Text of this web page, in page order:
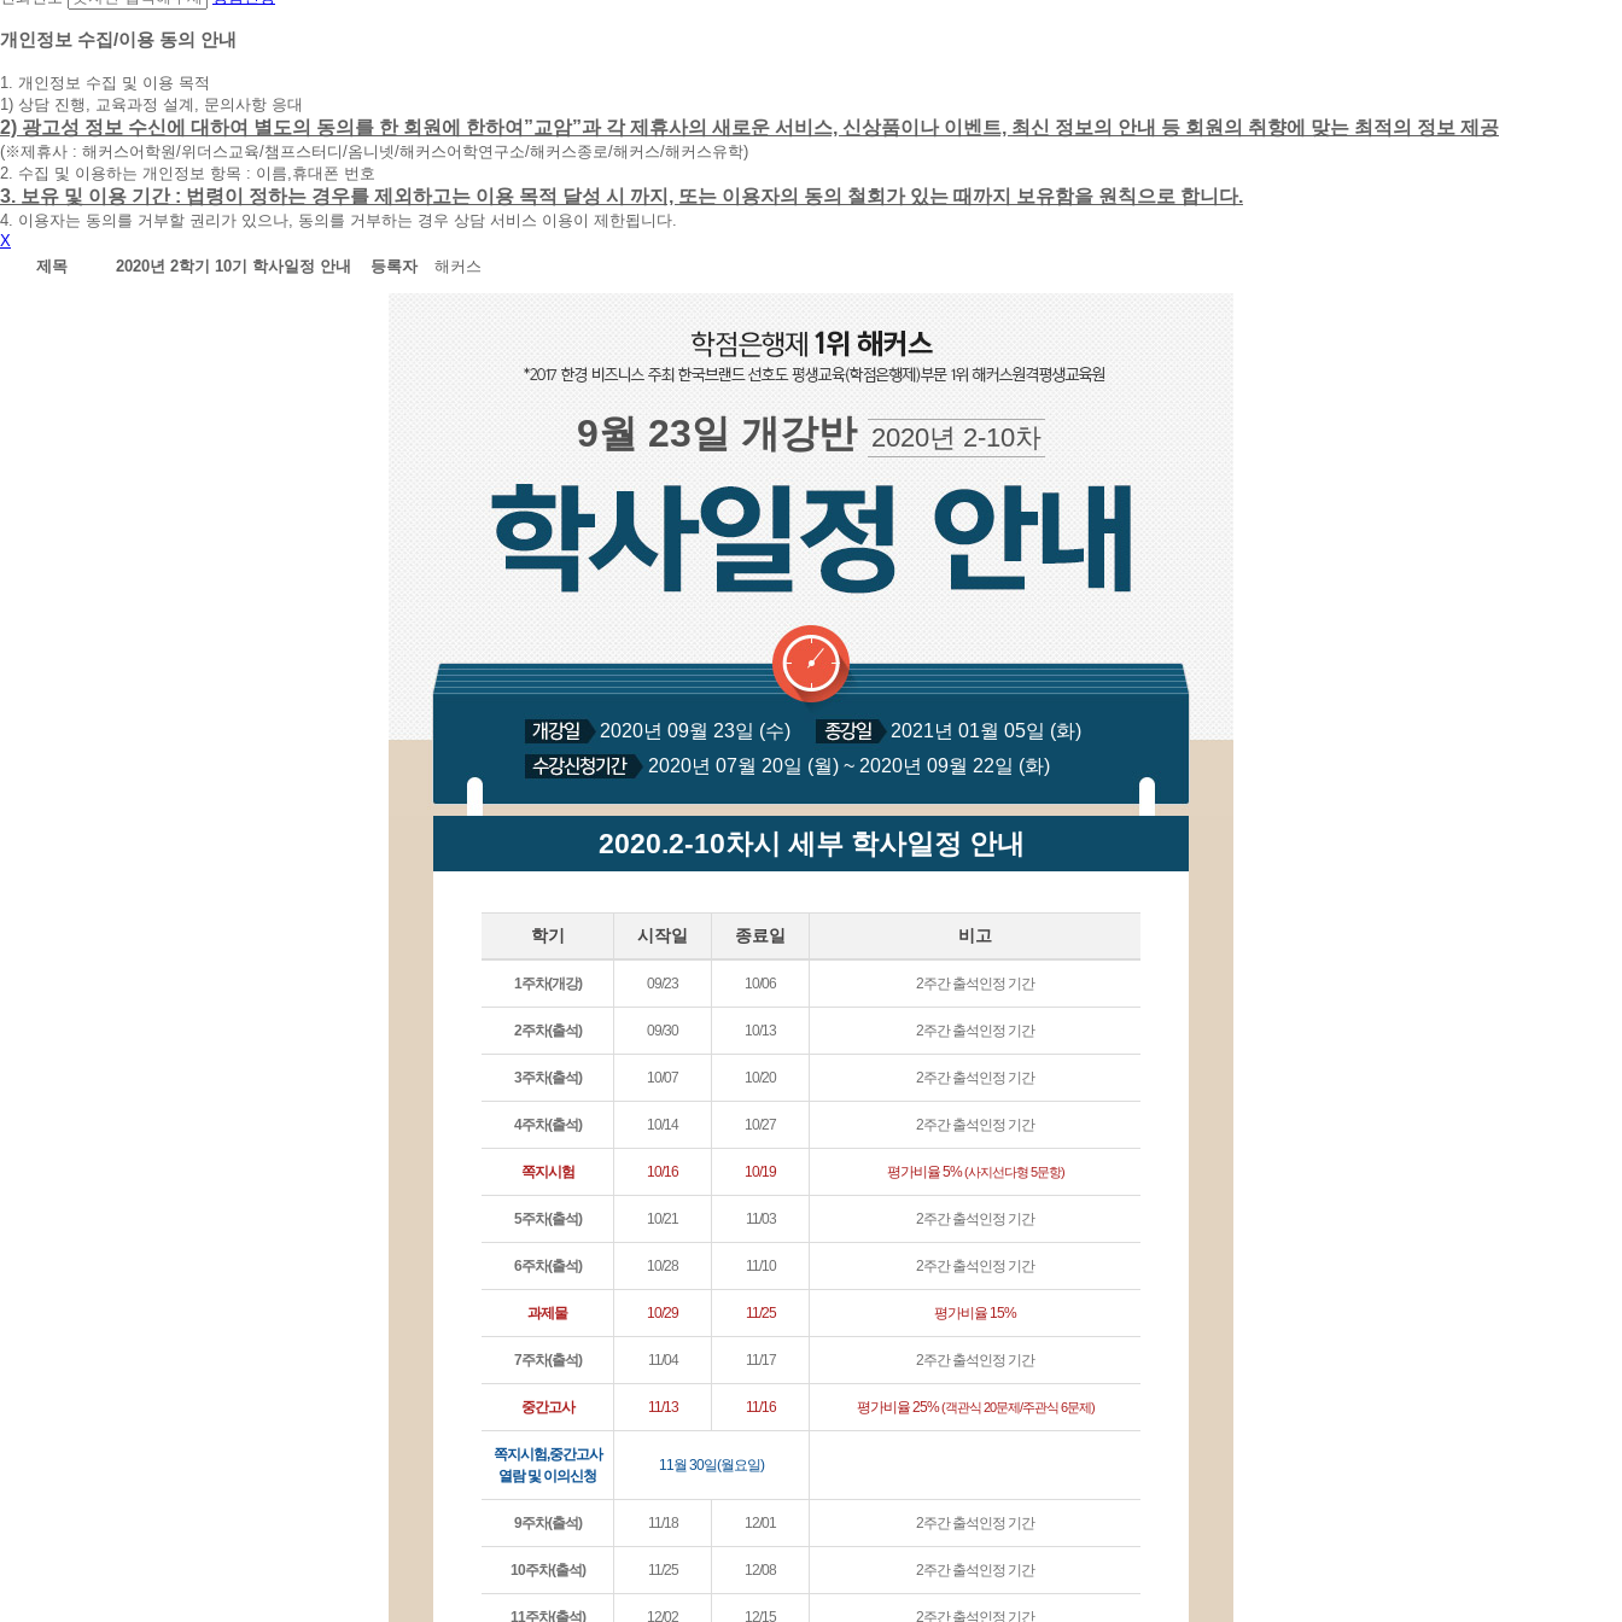
청
휴
대
폰
번
호
를
입
력
개인정보 수집/이용 동의 안내
1. 개인정보 수집 및 이용 목적
1) 상담 진행, 교육과정 설계, 문의사항 응대
2) 광고성 정보 수신에 대하여 별도의 동의를 한 회원에 한하여”교암”과 각 제휴사의 새로운 서비스, 신상품이나 이벤트, 최신 정보의 안내 등 회원의 취향에 맞는 최적의 정보 제공
(※제휴사 : 해커스어학원/위더스교육/챔프스터디/옴니넷/해커스어학연구소/해커스종로/해커스/해커스유학)
2. 수집 및 이용하는 개인정보 항목 : 이름,휴대폰 번호
3. 보유 및 이용 기간 : 법령이 정하는 경우를 제외하고는 이용 목적 달성 시 까지, 또는 이용자의 동의 철회가 있는 때까지 보유함을 원칙으로 합니다.
4. 이용자는 동의를 거부할 권리가 있으나, 동의를 거부하는 경우 상담 서비스 이용이 제한됩니다.
X
제목
2020년 2학기 10기 학사일정 안내 등록자 해커스